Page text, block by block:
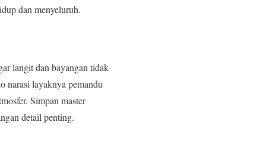
dan menyeluruh.
langit dan bayangan tidak
narasi layaknya pemandu
Simpan master
detail penting.